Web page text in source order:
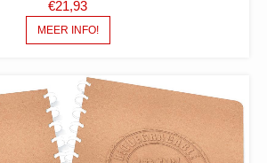
€21,93
MEER INFO!